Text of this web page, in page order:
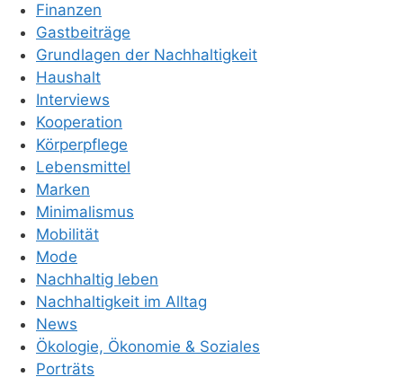
Finanzen
Gastbeiträge
Grundlagen der Nachhaltigkeit
Haushalt
Interviews
Kooperation
Körperpflege
Lebensmittel
Marken
Minimalismus
Mobilität
Mode
Nachhaltig leben
Nachhaltigkeit im Alltag
News
Ökologie, Ökonomie & Soziales
Porträts